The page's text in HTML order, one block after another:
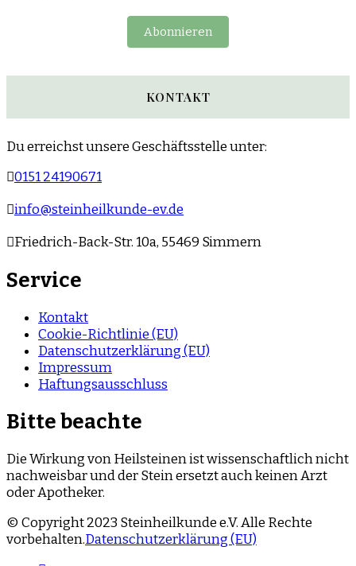
Abonnieren
KONTAKT
Du erreichst unsere Geschäftsstelle unter:
0151 24190671
info@steinheilkunde-ev.de
Friedrich-Back-Str. 10a, 55469 Simmern
Service
Kontakt
Cookie-Richtlinie (EU)
Datenschutzerklärung (EU)
Impressum
Haftungsausschluss
Bitte beachte
Die Wirkung von Heilsteinen ist wissenschaftlich nicht
nachweisbar und der Stein ersetzt auch keinen Arzt
oder Apotheker.
© Copyright 2023 Steinheilkunde e.V. Alle Rechte
vorbehalten.Datenschutzerklärung (EU)